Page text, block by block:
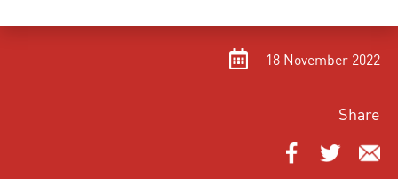
18 November 2022
Share